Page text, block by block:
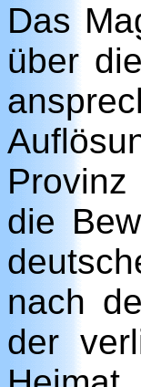
Das
über
die
nach
der